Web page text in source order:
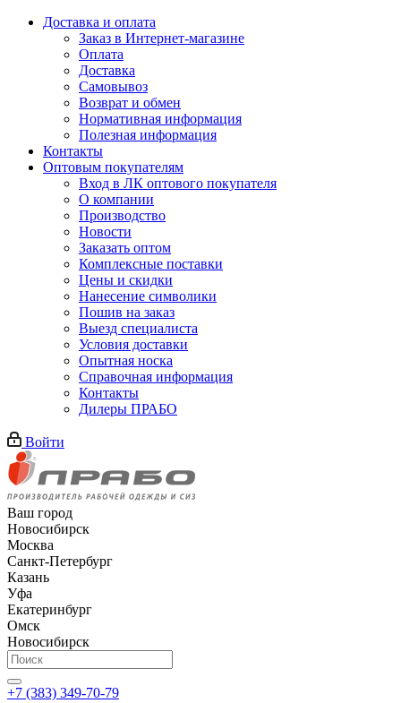
Доставка и оплата
Заказ в Интернет-магазине
Оплата
Доставка
Самовывоз
Возврат и обмен
Нормативная информация
Полезная информация
Контакты
Оптовым покупателям
Вход в ЛК оптового покупателя
О компании
Производство
Новости
Заказать оптом
Комплексные поставки
Цены и скидки
Нанесение символики
Пошив на заказ
Выезд специалиста
Условия доставки
Опытная носка
Справочная информация
Контакты
Дилеры ПРАБО
Войти
Ваш город
Новосибирск
Москва
Санкт-Петербург
Казань
Уфа
Екатеринбург
Омск
Новосибирск
+7 (383) 349-70-79